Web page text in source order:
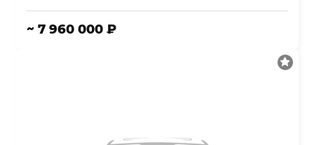
~ 7 960 000 ₽